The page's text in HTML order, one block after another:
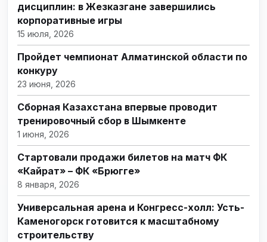
дисциплин: в Жезказгане завершились
корпоративные игры
15 июля, 2026
Пройдет чемпионат Алматинской области по
конкуру
23 июня, 2026
Сборная Казахстана впервые проводит
тренировочный сбор в Шымкенте
1 июня, 2026
Стартовали продажи билетов на матч ФК
«Кайрат» – ФК «Брюгге»
8 января, 2026
Универсальная арена и Конгресс-холл: Усть-
Каменогорск готовится к масштабному
строительству